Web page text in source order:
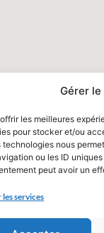
Gérer
les meilleures
pour stocker et/ou
technologies nous
ou les ID
peut avoir un
les services